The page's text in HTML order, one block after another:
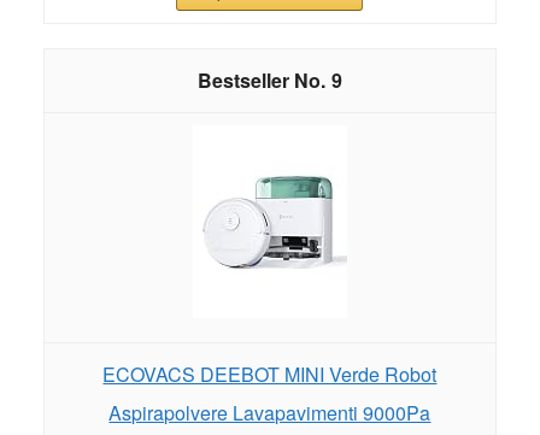
9
ECOVACS DEEBOT MINI Verde Robot
Aspirapolvere Lavapavimenti 9000Pa